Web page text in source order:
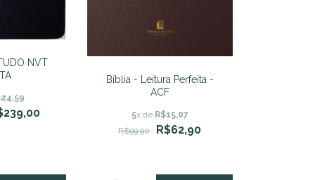
NVT
Bíblia - Leitura Perfeita -
ACF
5x de R$15,07
R$99,90
R$62,90